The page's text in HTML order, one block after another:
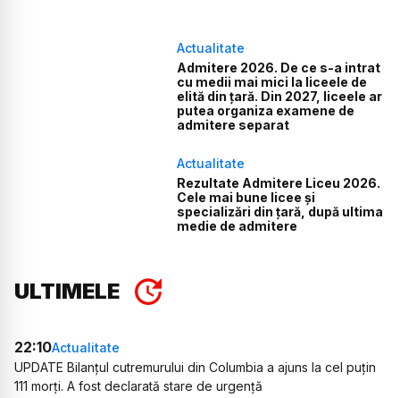
Actualitate
Admitere 2026. De ce s-a intrat
cu medii mai mici la liceele de
elită din țară. Din 2027, liceele ar
putea organiza examene de
admitere separat
Actualitate
Rezultate Admitere Liceu 2026.
Cele mai bune licee și
specializări din țară, după ultima
medie de admitere
ULTIMELE
22:10Actualitate
UPDATE Bilanțul cutremurului din Columbia a ajuns la cel puțin
111 morți. A fost declarată stare de urgență